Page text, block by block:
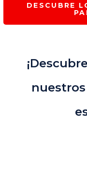
DESCUBRE